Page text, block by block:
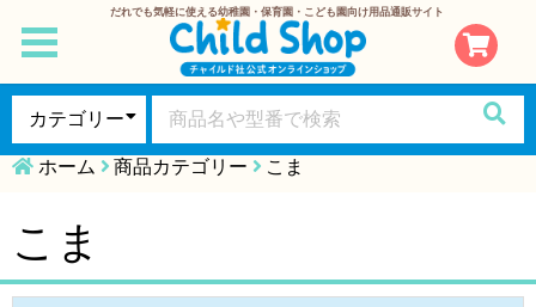
だれでも気軽に使える幼稚園・保育園・こども園向け用品通販サイト
toggle
navigation
ホーム 商品カテゴリー こま
こま